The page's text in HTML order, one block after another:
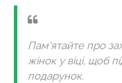
Пам'ятайте про
жінок у віці, щоб
подарунок.